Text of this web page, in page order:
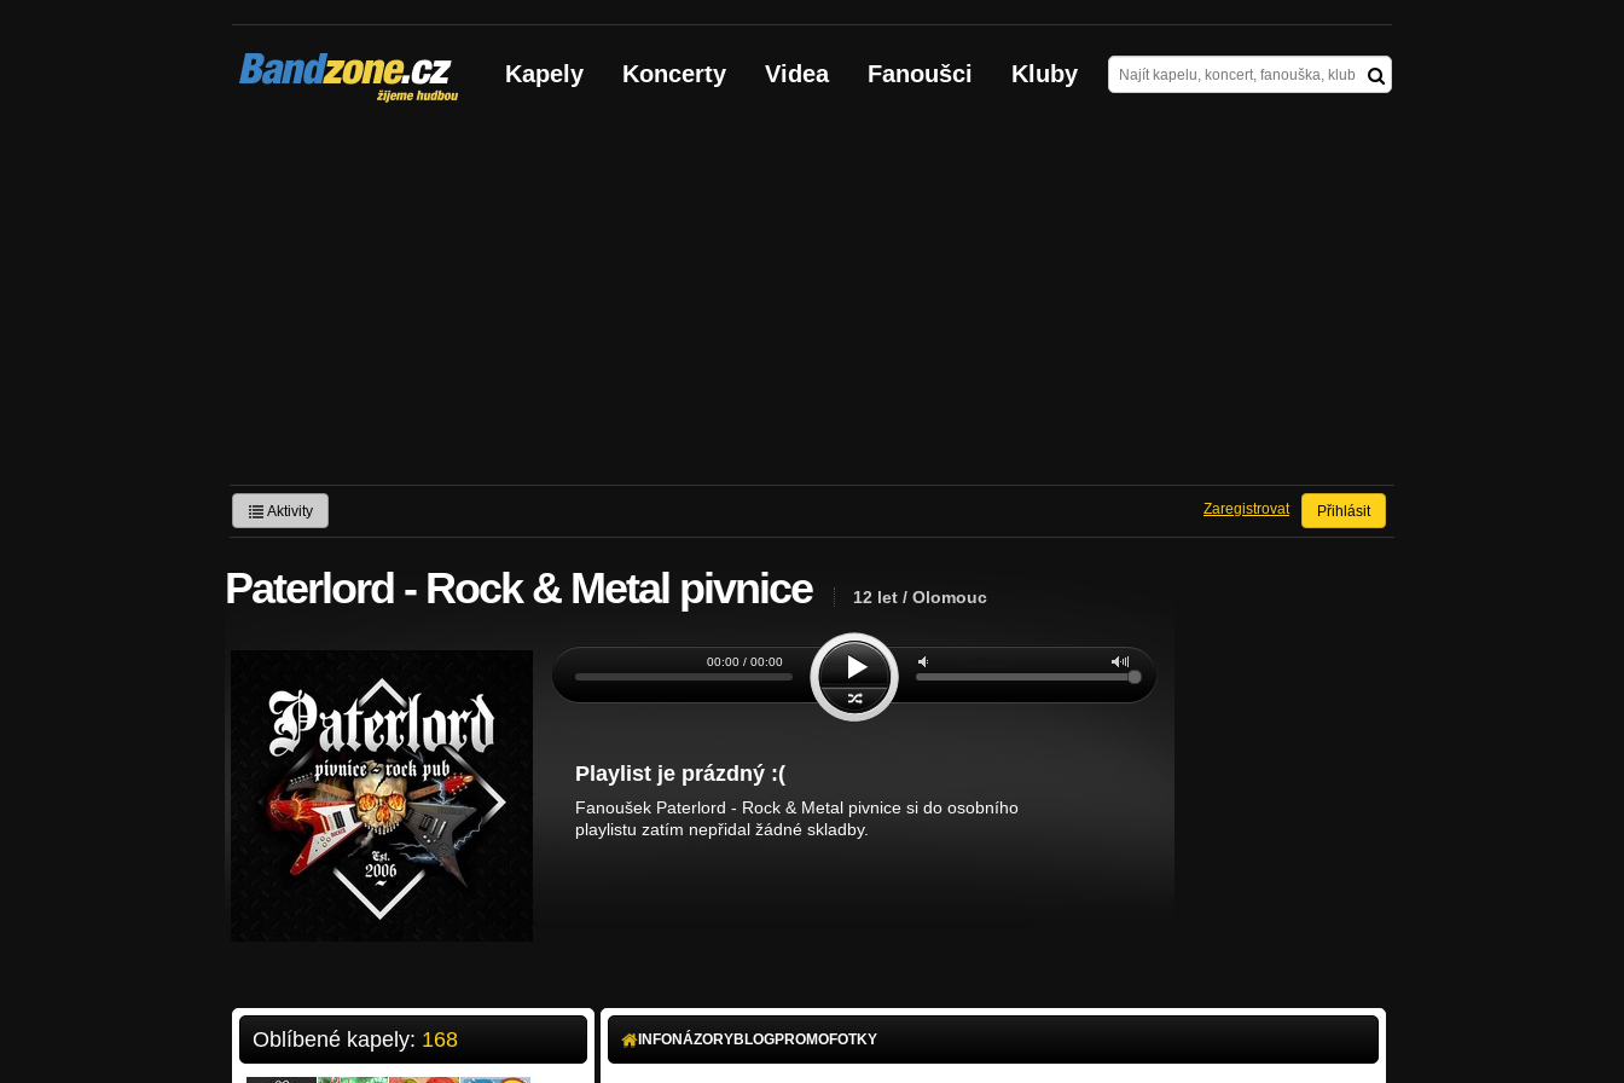
Bandzone.cz
žijeme hudbou Kapely Koncerty Videa Fanoušci Kluby
Aktivity Přihlásit
Zaregistrovat
Paterlord - Rock & Metal pivnice 12 let / Olomouc
00:00 / 00:00
Playlist je prázdný :(
Fanoušek Paterlord - Rock & Metal pivnice si do osobního
playlistu zatím nepřidal žádné skladby.
Oblíbené kapely: 168 INFONÁZORYBLOGPROMOFOTKY